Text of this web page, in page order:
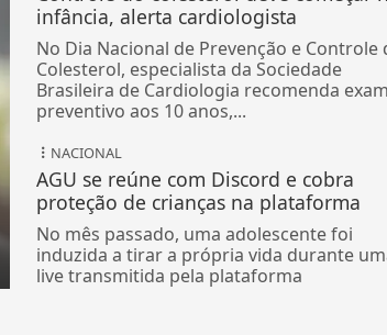
infância, alerta cardiologista
No Dia Nacional de Prevenção e Controle
Colesterol, especialista da Sociedade
Brasileira de Cardiologia recomenda
preventivo aos 10 anos,...
NACIONAL
AGU se reúne com Discord e cobra
proteção de crianças na plataforma
No mês passado, uma adolescente foi
induzida a tirar a própria vida durante
live transmitida pela plataforma